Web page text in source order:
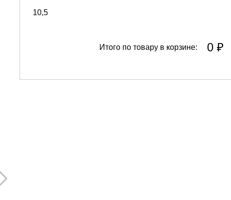
10,5
Итого по товару в корзине: 0 ₽